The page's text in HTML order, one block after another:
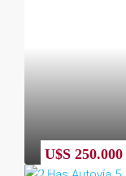
U$S 250.000